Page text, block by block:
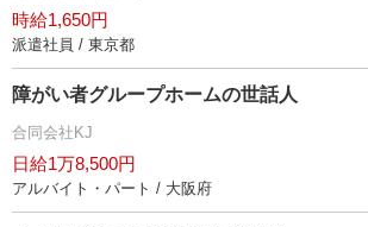
時給1,650円
派遣社員 / 東京都
障がい者グループホームの世話人
合同会社KJ
日給1万8,500円
アルバイト・パート / 大阪府